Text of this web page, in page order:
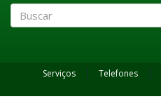
Serviços Telefones